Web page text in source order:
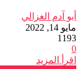
أبو آدم الغزالي
مايو 14, 2022
1193
0
اقرأ المزيد